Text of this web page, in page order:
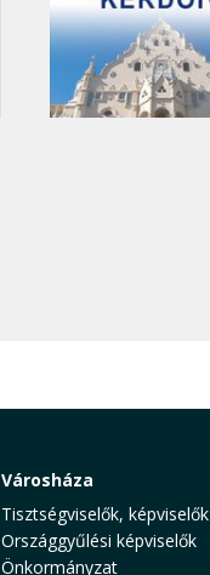
Városháza
Tisztségviselők, képviselők
Országgyűlési képviselők
Önkormányzat